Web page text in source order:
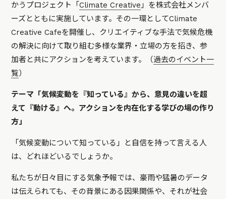
かうプロジェクト「Climate Creative 」を株式会社メンバ
ーズとともに実施しています。その一環としてClimate
Creative Cafeを開催し、クリエイティブな手法で気候危機
の解決に向けて取り組む多様な業界・立場の方を招き、参
加者と共にアクションを考えています。（過去のイベント一
覧）
テーマ「気候変動を『知っている』から、意見の違いを超
えて『動ける』へ。アクションを内在化する学びの場の作り
方」
「気候変動について知っている」と自信を持って言える人
は、どれほどいるでしょうか。
私たちが日々目にする気象予報では、豪雨や猛暑のデータ
は伝えられても、その背景にある因果関係や、それが社会